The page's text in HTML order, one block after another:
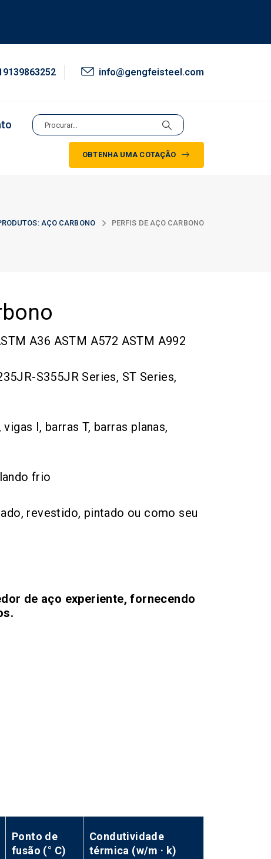
info@gengfeisteel.com
OBTENHA UMA COTAÇÃO
AÇO CARBONO PERFIS DE AÇO CARBONO
A36 ASTM A572 ASTM A992
S355JR Series, ST Series,
I, barras T, barras planas,
frio
revestido, pintado ou como seu
de aço experiente, fornecendo
Ponto de
fusão (° C)
Condutividade
térmica (w/m · k)